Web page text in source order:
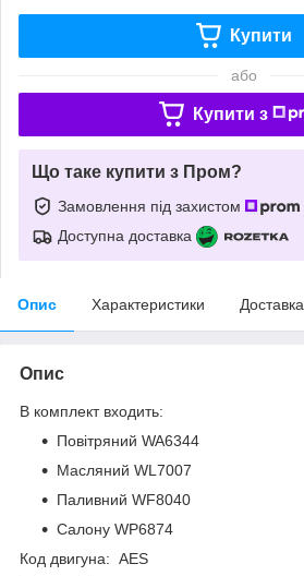
Купити
або
Купити з
Що таке купити з Пром?
Замовлення під захистом
Доступна доставка
Опис Характеристики Доставка
Опис
В комплект входить:
Повітряний WA6344
Масляний WL7007
Паливний WF8040
Салону WP6874
Код двигуна: AES